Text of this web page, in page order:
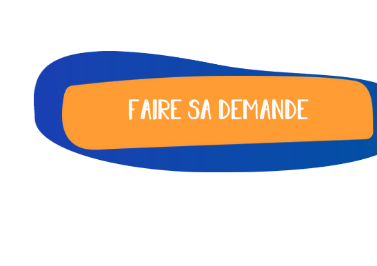
FAIRE SA DEMANDE